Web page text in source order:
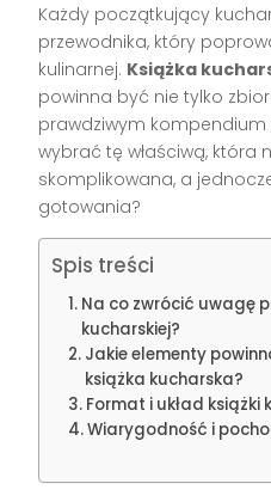
Każdy początkujący
przewodnika, który
kulinarnej. Książka
powinna być nie tylko
prawdziwym kompendium
wybrać tę właściwą, która
skomplikowana, a
gotowania?
Spis treści
Na co zwrócić uwagę
kucharskiej?
Jakie elementy
książka kucharska?
Format i układ książki
Wiarygodność i